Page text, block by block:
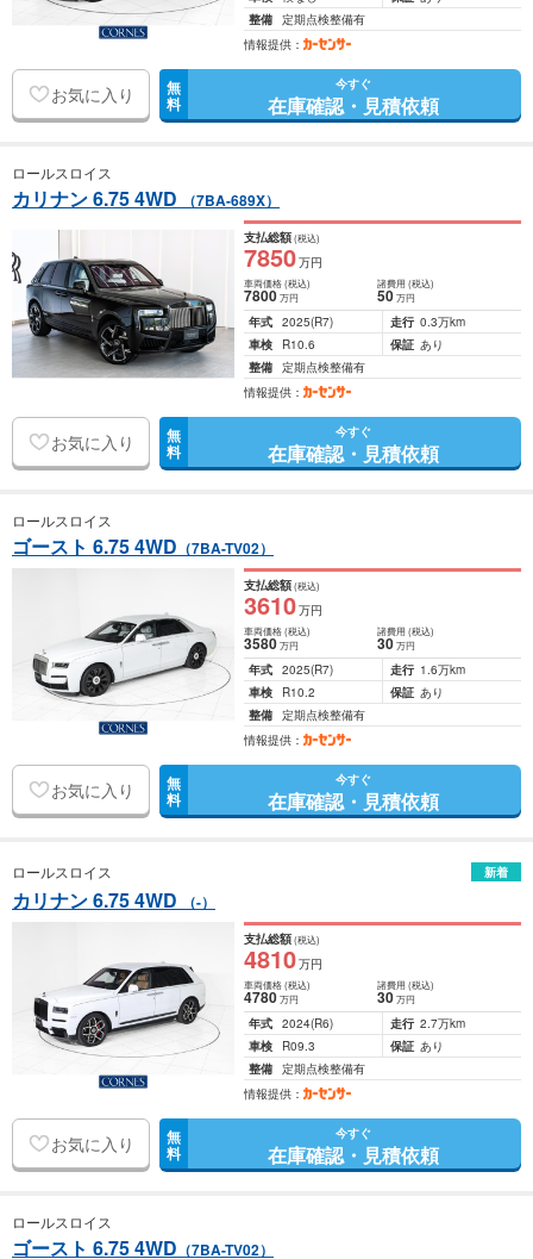
整備 定期点検整備有
情報提供：
お気に入り 無
料
今すぐ
在庫確認・見積依頼
ロールスロイス
カリナン 6.75 4WD （7BA-689X）
支払総額(税込)
7850万円
車両価格(税込)
7800万円
諸費用 (税込)
50 万円
年式 2025(R7) 走行 0.3万km
車検
R10.6 保証 あり
整備 定期点検整備有
情報提供：
お気に入り 無
料
今すぐ
在庫確認・見積依頼
ロールスロイス
ゴースト 6.75 4WD （7BA-TV02）
支払総額(税込)
3610万円
車両価格(税込)
3580万円
諸費用 (税込)
30 万円
年式 2025(R7) 走行 1.6万km
車検
R10.2 保証 あり
整備 定期点検整備有
情報提供：
お気に入り 無
料
今すぐ
在庫確認・見積依頼
ロールスロイス 新着
カリナン 6.75 4WD （-）
支払総額(税込)
4810万円
車両価格(税込)
4780万円
諸費用 (税込)
30 万円
年式 2024(R6) 走行 2.7万km
車検
R09.3 保証 あり
整備 定期点検整備有
情報提供：
お気に入り 無
料
今すぐ
在庫確認・見積依頼
ロールスロイス
ゴースト 6.75 4WD （7BA-TV02）